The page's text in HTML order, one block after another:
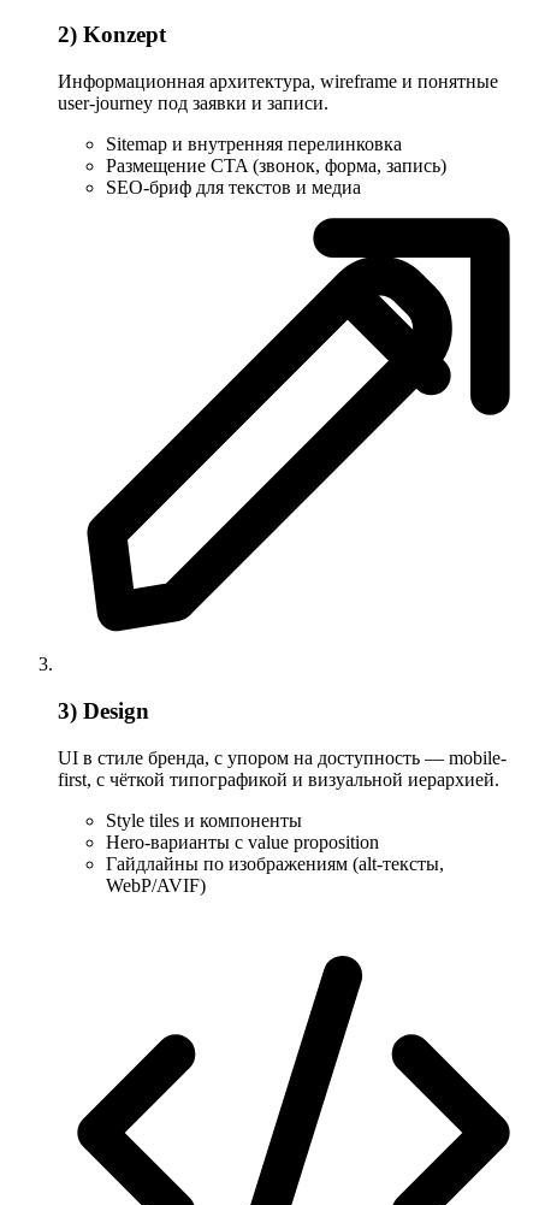
2) Konzept
Информационная архитектура, wireframe и понятные
user-journey под заявки и записи.
Sitemap и внутренняя перелинковка
Размещение CTA (звонок, форма, запись)
SEO-бриф для текстов и медиа
3) Design
UI в стиле бренда, с упором на доступность — mobile-
first, с чёткой типографикой и визуальной иерархией.
Style tiles и компоненты
Hero-варианты с value proposition
Гайдлайны по изображениям (alt-тексты,
WebP/AVIF)